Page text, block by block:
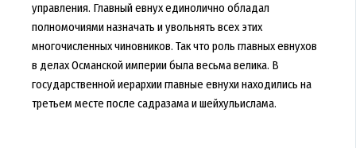
управления. Главный евнух единолично обладал
полномочиями назначать и увольнять всех этих
многочисленных чиновников. Так что роль главных евнухов
в делах Османской империи была весьма велика. В
государственной иерархии главные евнухи находились на
третьем месте после садразама и шейхульислама.